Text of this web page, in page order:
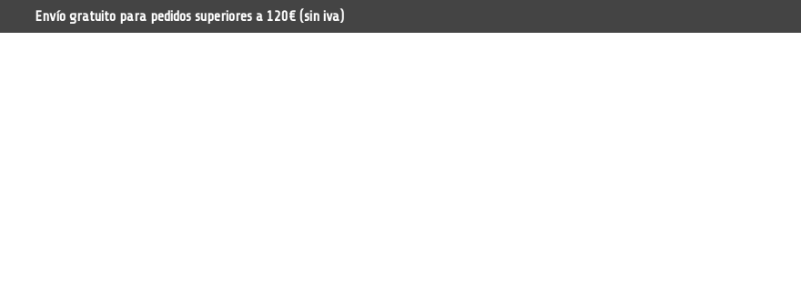
Envío gratuito para pedidos superiores a 120€ (sin iva)